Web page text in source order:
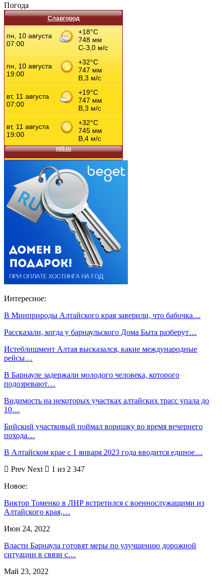
Погода
Славгород
Интересное:
В Минприроды Алтайского края заверили, что бабочка…
Рассказали, когда у барнаульского Дома Быта разберут…
Истеблишмент Алтая высказался, какие международные
рейсы…
В Барнауле задержали молодого человека, которого
подозревают…
Видимость на некоторых участках алтайских трасс упала до
10…
Бийский участковый поймал воришку во время вечернего
похода…
В Алтайском крае с 1 января 2023 года вводится единое…
Prev Next
1 из 2 347
Новое:
Виктор Томенко в ЛНР встретился с военнослужащими из
Алтайского края,…
Июн 24, 2022
Власти Барнаула готовят меры по улучшению дорожной
ситуации в связи с…
Май 23, 2022